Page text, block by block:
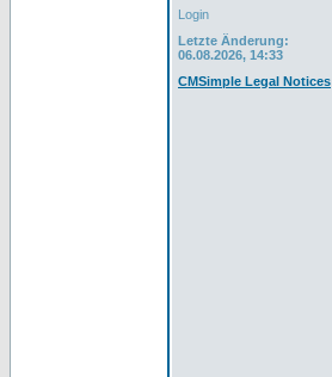
Login
Letzte Änderung:
06.08.2026, 14:33
CMSimple Legal Notices